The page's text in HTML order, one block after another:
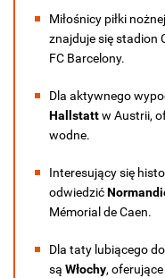
Miłośnicy piłki
znajduje się stadion
FC Barcelony.
Dla aktywnego
Hallstattw Austrii,
wodne.
Interesujący się
odwiedzić
Mémorial de Caen.
Dla taty lubiącego
są Włochy,